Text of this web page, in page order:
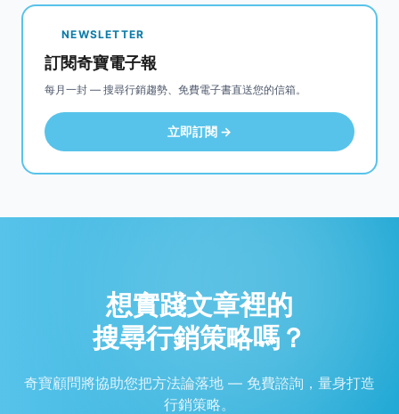
NEWSLETTER
訂閱奇寶電子報
每月一封 — 搜尋行銷趨勢、免費電子書直送您的信箱。
立即訂閱 →
想實踐文章裡的
搜尋行銷策略嗎？
奇寶顧問將協助您把方法論落地 — 免費諮詢，量身打造
行銷策略。